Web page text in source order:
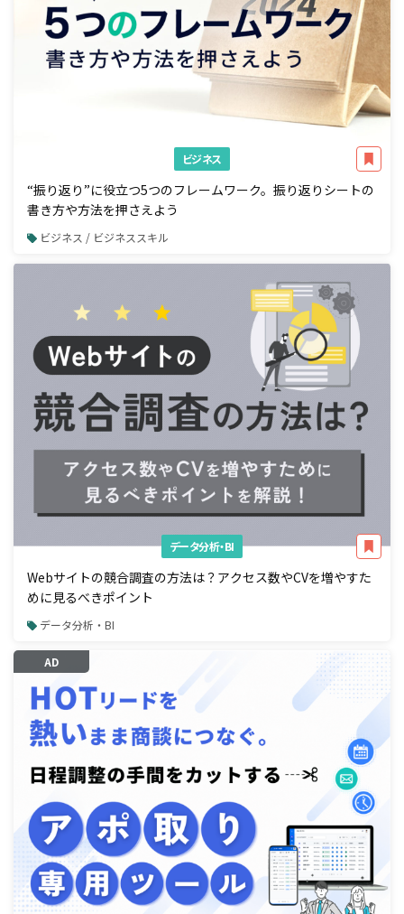
ビジネス
“振り返り”に役立つ5つのフレームワーク。振り返りシートの
書き方や方法を押さえよう
ビジネス / ビジネススキル
データ分析・BI
Webサイトの競合調査の方法は？アクセス数やCVを増やすた
めに見るべきポイント
データ分析・BI
AD